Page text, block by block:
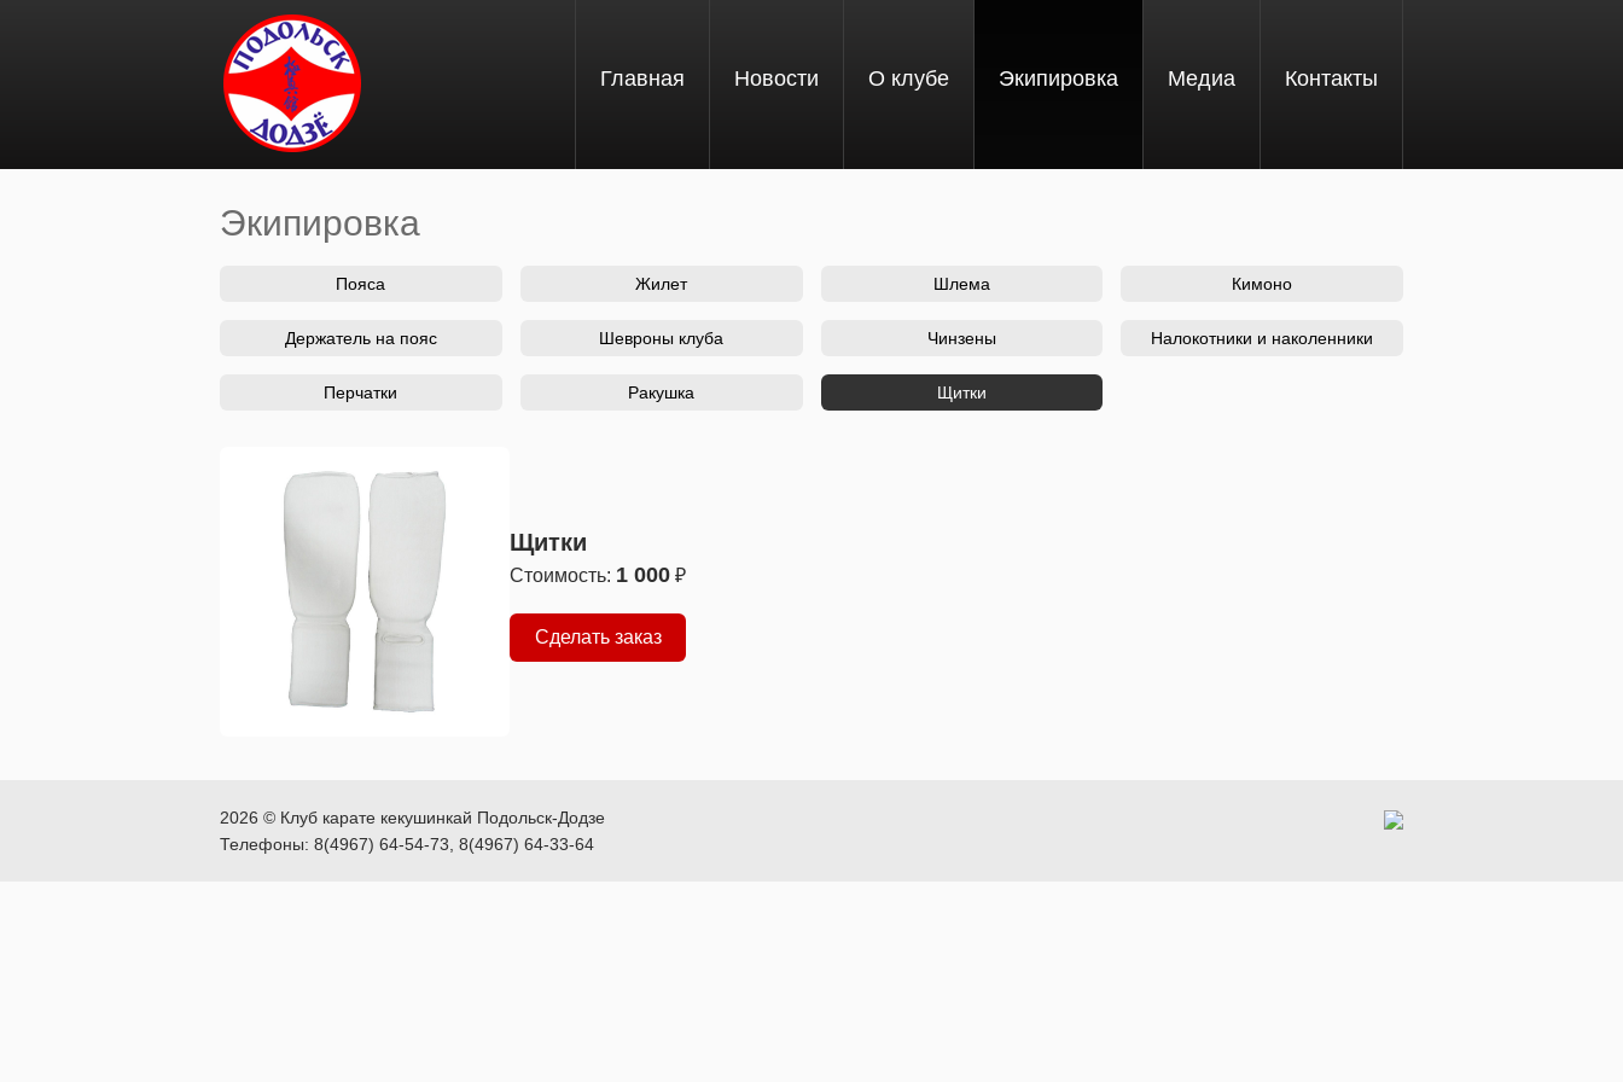
Перейти к основному содержанию
Главная Новости О клубе Экипировка Медиа Контакты
Экипировка
Вы здесьПояса Жилет Шлема Кимоно
Держатель на пояс Шевроны клуба Чинзены Налокотники и наколенники
Перчатки Ракушка Щитки
Щитки
Стоимость: 1 000 ₽
Сделать заказ
2026 © Клуб карате кекушинкай Подольск-Додзе
Телефоны: 8(4967) 64-54-73, 8(4967) 64-33-64